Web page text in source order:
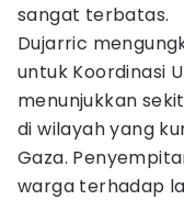
sangat terbatas.
Dujarric
untuk Koordinasi
menunjukkan
di wilayah yang
Gaza.
warga terhadap